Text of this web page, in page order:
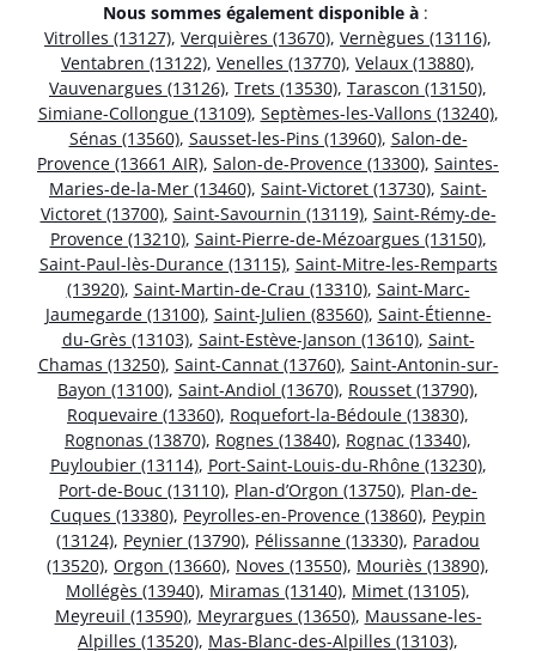
Nous sommes également disponible à :
Vitrolles (13127), Verquières (13670), Vernègues (13116),
Ventabren (13122), Venelles (13770), Velaux (13880),
Vauvenargues (13126), Trets (13530), Tarascon (13150),
Simiane-Collongue (13109), Septèmes-les-Vallons (13240),
Sénas (13560), Sausset-les-Pins (13960), Salon-de-
Provence (13661 AIR), Salon-de-Provence (13300), Saintes-
Maries-de-la-Mer (13460), Saint-Victoret (13730), Saint-
Victoret (13700), Saint-Savournin (13119), Saint-Rémy-de-
Provence (13210), Saint-Pierre-de-Mézoargues (13150),
Saint-Paul-lès-Durance (13115), Saint-Mitre-les-Remparts
(13920), Saint-Martin-de-Crau (13310), Saint-Marc-
Jaumegarde (13100), Saint-Julien (83560), Saint-Étienne-
du-Grès (13103), Saint-Estève-Janson (13610), Saint-
Chamas (13250), Saint-Cannat (13760), Saint-Antonin-sur-
Bayon (13100), Saint-Andiol (13670), Rousset (13790),
Roquevaire (13360), Roquefort-la-Bédoule (13830),
Rognonas (13870), Rognes (13840), Rognac (13340),
Puyloubier (13114), Port-Saint-Louis-du-Rhône (13230),
Port-de-Bouc (13110), Plan-d’Orgon (13750), Plan-de-
Cuques (13380), Peyrolles-en-Provence (13860), Peypin
(13124), Peynier (13790), Pélissanne (13330), Paradou
(13520), Orgon (13660), Noves (13550), Mouriès (13890),
Mollégès (13940), Miramas (13140), Mimet (13105),
Meyreuil (13590), Meyrargues (13650), Maussane-les-
Alpilles (13520), Mas-Blanc-des-Alpilles (13103),